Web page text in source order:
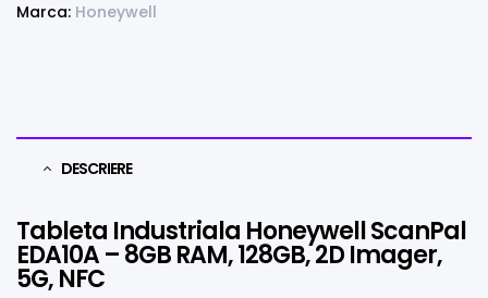
Marca: Honeywell
DESCRIERE
Tableta Industriala Honeywell ScanPal
EDA10A – 8GB RAM, 128GB, 2D Imager,
5G, NFC